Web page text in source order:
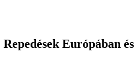
Európában